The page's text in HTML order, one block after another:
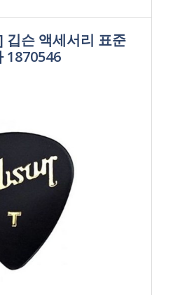
깁슨 액세서리 표준
1870546